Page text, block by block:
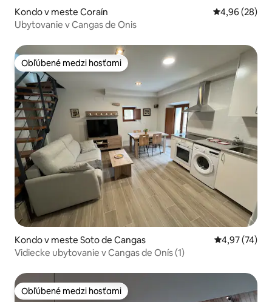
Kondo v meste Coraín Priemerné
4,96 (28)
Ubytovanie v Cangas de Onis
Obľúbené medzi hosťami
Obľúbené medzi hosťami
Kondo v meste Soto de Cangas Priemerné
4,97 (74)
Vidiecke ubytovanie v Cangas de Onís (1)
Obľúbené medzi hosťami
Obľúbené medzi hosťami